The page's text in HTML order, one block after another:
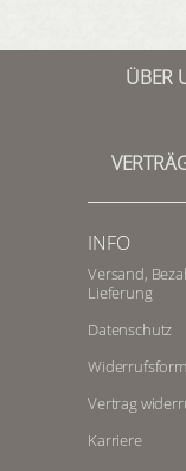
ÜBER
INFO
Versand,
Lieferung
Datenschutz
Vertrag
Karriere